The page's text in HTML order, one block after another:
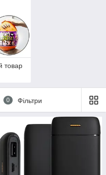
товар
0 Фільтри